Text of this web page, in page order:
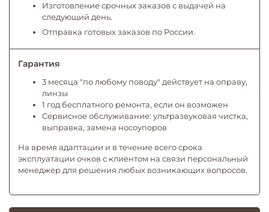
Изготовление срочных заказов с выдачей на
следующий день.
Отправка готовых заказов по России.
Гарантия
3 месяца "по любому поводу" действует на оправу,
линзы
1 год бесплатного ремонта, если он возможен
Сервисное обслуживание: ультразвуковая чистка,
выправка, замена носоупоров
На время адаптации и в течение всего срока
эксплуатации очков с клиентом на связи персональный
менеджер для решения любых возникающих вопросов.